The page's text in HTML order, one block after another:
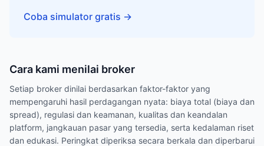
Coba simulator gratis →
Cara kami menilai broker
Setiap broker dinilai berdasarkan faktor-faktor yang
mempengaruhi hasil perdagangan nyata: biaya total (biaya dan
spread), regulasi dan keamanan, kualitas dan keandalan
platform, jangkauan pasar yang tersedia, serta kedalaman riset
dan edukasi. Peringkat diperiksa secara berkala dan diperbarui